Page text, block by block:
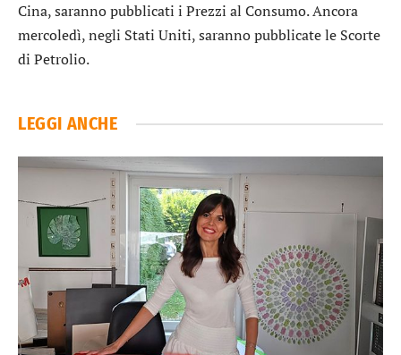
Cina, saranno pubblicati i Prezzi al Consumo. Ancora
mercoledì, negli Stati Uniti, saranno pubblicate le Scorte
di Petrolio.
LEGGI ANCHE